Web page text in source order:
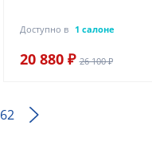
Доступно в 1 салоне
20 880 ₽ 26 100 ₽
62